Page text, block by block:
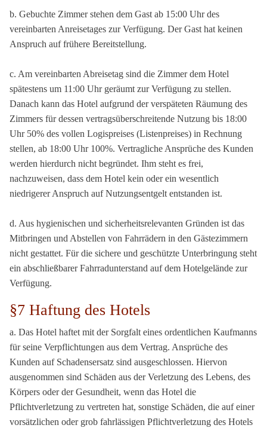
b. Gebuchte Zimmer stehen dem Gast ab 15:00 Uhr des
vereinbarten Anreisetages zur Verfügung. Der Gast hat keinen
Anspruch auf frühere Bereitstellung.
c. Am vereinbarten Abreisetag sind die Zimmer dem Hotel
spätestens um 11:00 Uhr geräumt zur Verfügung zu stellen.
Danach kann das Hotel aufgrund der verspäteten Räumung des
Zimmers für dessen vertragsüberschreitende Nutzung bis 18:00
Uhr 50% des vollen Logispreises (Listenpreises) in Rechnung
stellen, ab 18:00 Uhr 100%. Vertragliche Ansprüche des Kunden
werden hierdurch nicht begründet. Ihm steht es frei,
nachzuweisen, dass dem Hotel kein oder ein wesentlich
niedrigerer Anspruch auf Nutzungsentgelt entstanden ist.
d. Aus hygienischen und sicherheitsrelevanten Gründen ist das
Mitbringen und Abstellen von Fahrrädern in den Gästezimmern
nicht gestattet. Für die sichere und geschützte Unterbringung steht
ein abschließbarer Fahrradunterstand auf dem Hotelgelände zur
Verfügung.
§7 Haftung des Hotels
a. Das Hotel haftet mit der Sorgfalt eines ordentlichen Kaufmanns
für seine Verpflichtungen aus dem Vertrag. Ansprüche des
Kunden auf Schadensersatz sind ausgeschlossen. Hiervon
ausgenommen sind Schäden aus der Verletzung des Lebens, des
Körpers oder der Gesundheit, wenn das Hotel die
Pflichtverletzung zu vertreten hat, sonstige Schäden, die auf einer
vorsätzlichen oder grob fahrlässigen Pflichtverletzung des Hotels